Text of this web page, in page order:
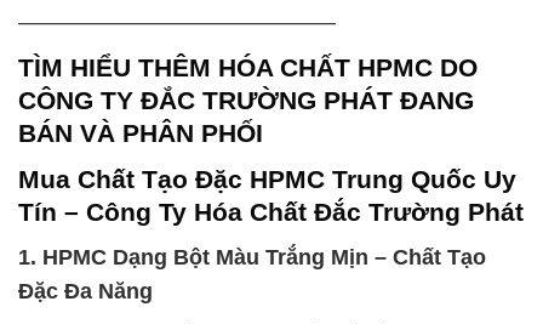
——————————————–
TÌM HIỂU THÊM HÓA CHẤT HPMC DO
CÔNG TY ĐẮC TRƯỜNG PHÁT ĐANG
BÁN VÀ PHÂN PHỐI
Mua Chất Tạo Đặc HPMC Trung Quốc Uy
Tín – Công Ty Hóa Chất Đắc Trường Phát
1. HPMC Dạng Bột Màu Trắng Mịn – Chất Tạo
Đặc Đa Năng